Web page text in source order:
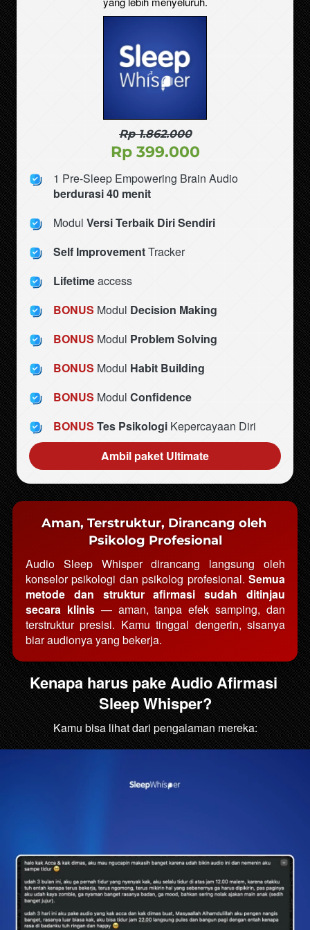
Rp 1.862.000
Rp 399.000
1 Pre-Sleep Empowering Brain Audio
berdurasi 40 menit
Modul Versi Terbaik Diri Sendiri
Self Improvement Tracker
Lifetime access
BONUS Modul Decision Making
BONUS Modul Problem Solving
BONUS Modul Habit Building
BONUS Modul Confidence
BONUS Tes Psikologi Kepercayaan Diri
`
Ambil paket Ultimate
Aman, Terstruktur, Dirancang oleh
Psikolog Profesional
Audio Sleep Whisper dirancang langsung oleh
konselor psikologi dan psikolog profesional. Semua
metode dan struktur afirmasi sudah ditinjau
secara klinis — aman, tanpa efek samping, dan
terstruktur presisi. Kamu tinggal dengerin, sisanya
biar audionya yang bekerja.
Kenapa harus pake Audio Afirmasi
Sleep Whisper?
Kamu bisa lihat dari pengalaman mereka: